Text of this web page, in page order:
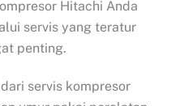
Hitachi Anda
servis yang teratur
penting.
servis kompresor